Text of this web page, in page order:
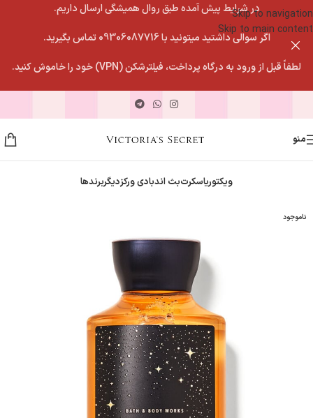
Skip to navigation
Skip to main content
در شرایط پیش آمده طبق روال همیشگی ارسال داریم.
اگر سوالی داشتید میتونید با 09306087716 تماس بگیرید.
لطفاً قبل از ورود به درگاه پرداخت، فیلترشکن (VPN) خود را خاموش کنید.
منو
ویکتوریاسکرتبث اندبادی ورکزدیگربرندها
ناموجود